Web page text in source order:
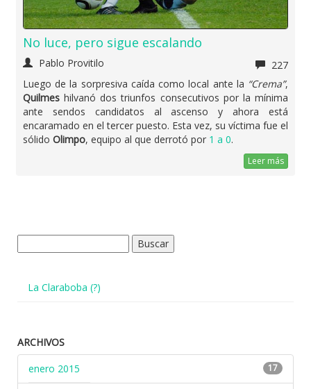
No luce, pero sigue escalando
Pablo Provitilo
227
Luego de la sorpresiva caída como local ante la “Crema”,
Quilmes hilvanó dos triunfos consecutivos por la mínima
ante sendos candidatos al ascenso y ahora está
encaramado en el tercer puesto. Esta vez, su víctima fue el
sólido Olimpo, equipo al que derrotó por 1 a 0.
Leer más
La Claraboba (?)
ARCHIVOS
enero 2015
17